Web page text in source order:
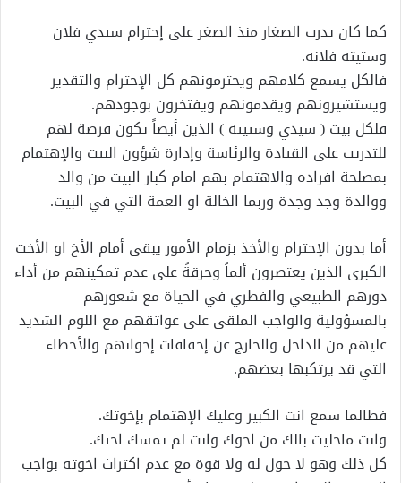
كما كان يدرب الصغار منذ الصغر على إحترام سيدي فلان
وستيته فلانه.
فالكل يسمع كلامهم ويحترمونهم كل الإحترام والتقدير
ويستشيرونهم ويقدمونهم ويفتخرون بوجودهم.
فلكل بيت ( سيدي وستيته ) الذين أيضاً تكون فرصة لهم
للتدريب على القيادة والرئاسة وإدارة شؤون البيت والإهتمام
بمصلحة افراده والاهتمام بهم امام كبار البيت من والد
ووالدة وجد وجدة وربما الخالة او العمة التي في البيت.
أما بدون الإحترام والأخذ بزمام الأمور يبقى أمام الأخ او الأخت
الكبرى الذين يعتصرون ألماً وحرقةً على عدم تمكينهم من أداء
دورهم الطبيعي والفطري في الحياة مع شعورهم
بالمسؤولية والواجب الملقى على عواتقهم مع اللوم الشديد
عليهم من الداخل والخارج عن إخفاقات إخوانهم والأخطاء
التي قد يرتكبها بعضهم.
فطالما سمع انت الكبير وعليك الإهتمام بإخوتك.
وانت ماخليت بالك من اخوك وانت لم تمسك اختك.
كل ذلك وهو لا حول له ولا قوة مع عدم اكتراث اخوته بواجب